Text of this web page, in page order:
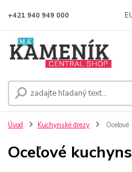
+421 940 949 000
Úvod Kuchynské drezy Oceľové
Oceľové